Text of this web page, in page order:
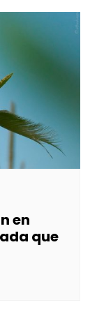
en
que